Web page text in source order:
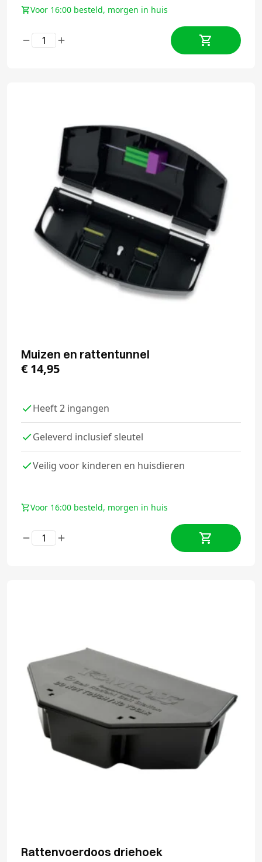
Voor 16:00 besteld, morgen in huis
Muizen en rattentunnel
€ 14,95
Heeft 2 ingangen
Geleverd inclusief sleutel
Veilig voor kinderen en huisdieren
Voor 16:00 besteld, morgen in huis
Rattenvoerdoos driehoek